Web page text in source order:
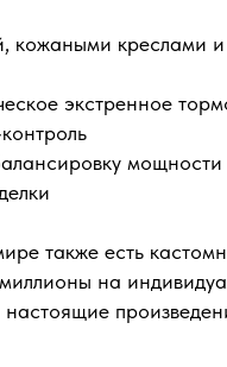
кожаными креслами
экстренное
также есть
на